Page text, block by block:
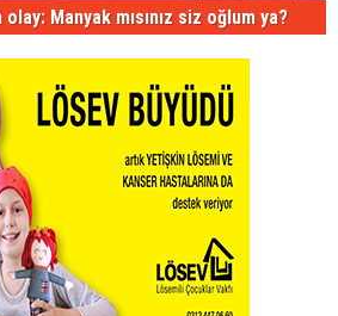
olay: Manyak mısınız siz oğlum ya?